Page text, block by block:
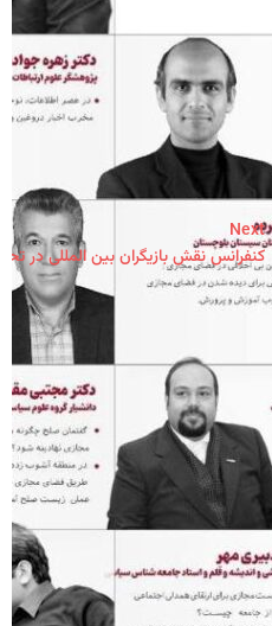
Next
کنفرانس نقش بازیگران بین المللی در